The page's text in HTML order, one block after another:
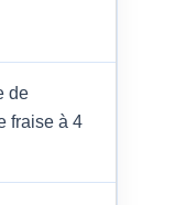
de
fraise à 4